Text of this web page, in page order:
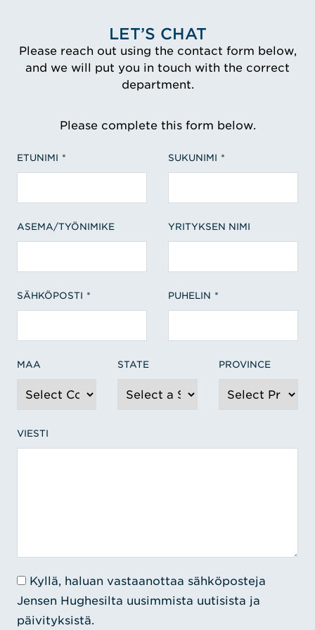
LET’S CHAT
Please reach out using the contact form below,
and we will put you in touch with the correct
department.
Please complete this form below.
ETUNIMI SUKUNIMI
ASEMA/TYÖNIMIKE YRITYKSEN NIMI
SÄHKÖPOSTI PUHELIN
MAA STATE PROVINCE
VIESTI
Kyllä, haluan vastaanottaa sähköposteja
Jensen Hughesilta uusimmista uutisista ja
päivityksistä.